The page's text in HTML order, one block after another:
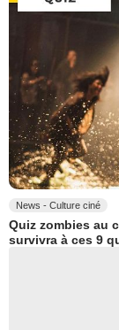
News - Culture ciné
Quiz zombies au
survivra à ces 9